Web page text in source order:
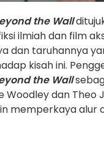
the Wall
ilmiah dan film
dan taruhannya
kisah ini.
the Wall
Woodley dan
memperkaya alur